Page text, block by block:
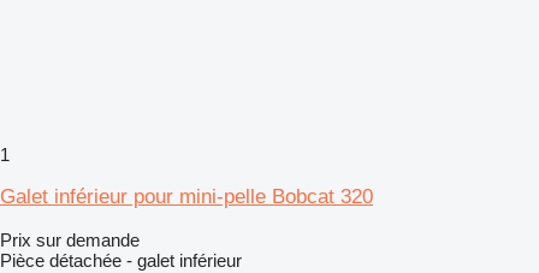
1
Galet inférieur pour mini-pelle Bobcat 320
Prix sur demande
Pièce détachée - galet inférieur